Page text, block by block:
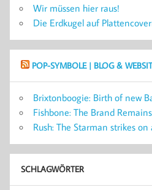
Wir müssen hier raus!
Die Erdkugel auf
POP-SYMBOLE | BLOG &
Brixtonboogie: Birth of new
Fishbone: The Brand
Rush: The Starman strikes on
SCHLAGWÖRTER